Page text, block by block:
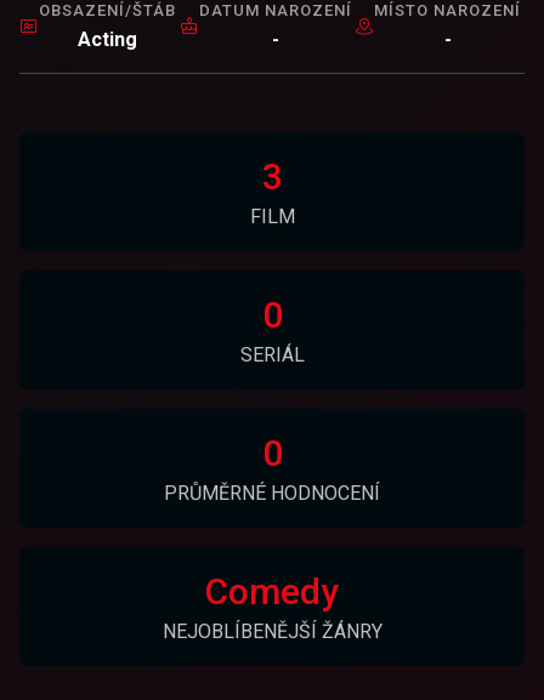
OBSAZENÍ/ŠTÁB
Acting
DATUM NAROZENÍ
-
MÍSTO NAROZENÍ
-
3
FILM
0
SERIÁL
0
PRŮMĚRNÉ HODNOCENÍ
Comedy
NEJOBLÍBENĚJŠÍ ŽÁNRY